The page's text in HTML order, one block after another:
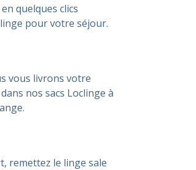
quelques clics
pour votre séjour.
vous livrons votre
nos sacs Loclinge à
remettez le linge sale